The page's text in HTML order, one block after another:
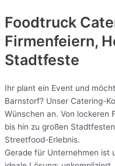
Foodtruck
Firmenfeiern,
Stadtfeste
Ihr plant ein Event und
Barnstorf? Unser Catering-
Wünschen an. Von lockeren
bis hin zu großen
Streetfood-Erlebnis.
Gerade für Unternehmen ist